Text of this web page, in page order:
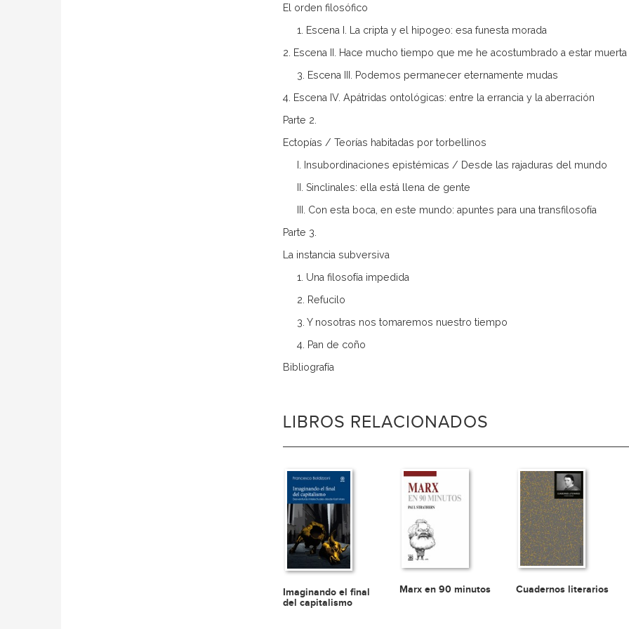
El orden filosófico
1. Escena I. La cripta y el hipogeo: esa funesta morada
2. Escena II. Hace mucho tiempo que me he acostumbrado a estar muerta
3. Escena III. Podemos permanecer eternamente mudas
4. Escena IV. Apátridas ontológicas: entre la errancia y la aberración
Parte 2.
Ectopías / Teorías habitadas por torbellinos
I. Insubordinaciones epistémicas / Desde las rajaduras del mundo
II. Sinclinales: ella está llena de gente
III. Con esta boca, en este mundo: apuntes para una transfilosofía
Parte 3.
La instancia subversiva
1. Una filosofía impedida
2. Refucilo
3. Y nosotras nos tomaremos nuestro tiempo
4. Pan de coño
Bibliografía
LIBROS RELACIONADOS
Imaginando el final
del capitalismo
Marx en 90 minutos Cuadernos literarios